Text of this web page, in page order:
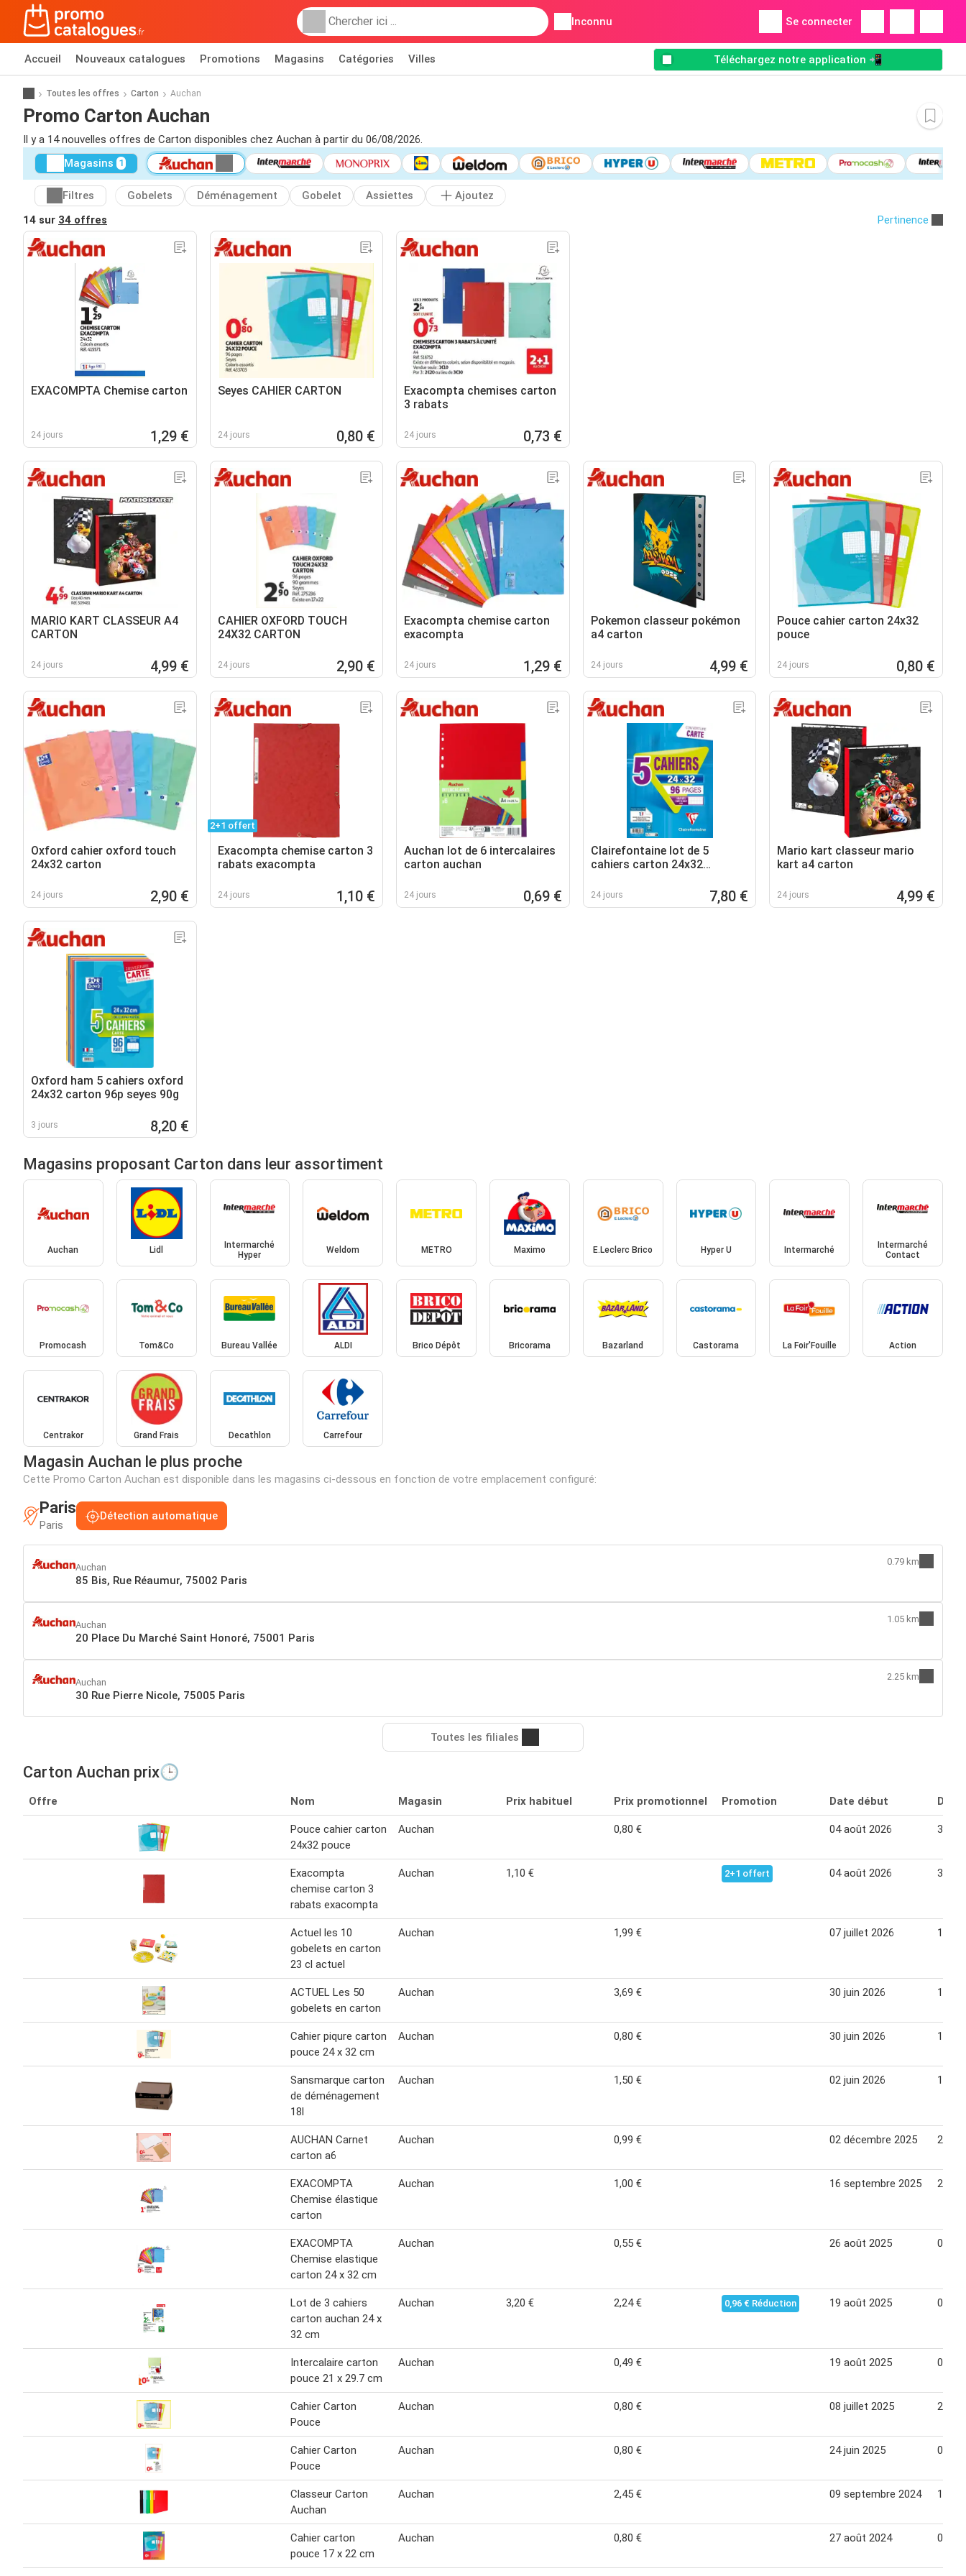
Inconnu Se connecter
Accueil Nouveaux catalogues Promotions Magasins Catégories Villes Téléchargez notre application 📲
Toutes les offres Carton Auchan
Promo Carton Auchan
Il y a 14 nouvelles offres de Carton disponibles chez Auchan à partir du 06/08/2026.
Magasins 1
Filtres Gobelets Déménagement Gobelet Assiettes
Ajoutez
14 sur 34 offres Pertinence
EXACOMPTA Chemise carton
24 jours 1,29 €
Seyes CAHIER CARTON
24 jours 0,80 €
Exacompta chemises carton
3 rabats
24 jours 0,73 €
MARIO KART CLASSEUR A4
CARTON
24 jours 4,99 €
CAHIER OXFORD TOUCH
24X32 CARTON
24 jours 2,90 €
Exacompta chemise carton
exacompta
24 jours 1,29 €
Pokemon classeur pokémon
a4 carton
24 jours 4,99 €
Pouce cahier carton 24x32
pouce
24 jours 0,80 €
Oxford cahier oxford touch
24x32 carton
24 jours 2,90 €
2+1 offert
Exacompta chemise carton 3
rabats exacompta
24 jours 1,10 €
Auchan lot de 6 intercalaires
carton auchan
24 jours 0,69 €
Clairefontaine lot de 5
cahiers carton 24x32
24 jours 7,80 €
Mario kart classeur mario
kart a4 carton
24 jours 4,99 €
Oxford ham 5 cahiers oxford
24x32 carton 96p seyes 90g
3 jours 8,20 €
Magasins proposant Carton dans leur assortiment
Auchan Lidl
Intermarché
Hyper
Weldom METRO Maximo E.Leclerc Brico Hyper U Intermarché
Intermarché
Contact
Promocash Tom&Co Bureau Vallée ALDI Brico Dépôt Bricorama Bazarland Castorama La Foir'Fouille Action
Centrakor Grand Frais Decathlon Carrefour
Magasin Auchan le plus proche
Cette Promo Carton Auchan est disponible dans les magasins ci-dessous en fonction de votre emplacement configuré:
Paris
Paris
Détection automatique
Auchan
85 Bis, Rue Réaumur, 75002 Paris
0.79 km
Auchan
20 Place Du Marché Saint Honoré, 75001 Paris
1.05 km
Auchan
30 Rue Pierre Nicole, 75005 Paris
2.25 km
Toutes les filiales
Carton Auchan prix🕒
Offre Nom Magasin Prix habituel Prix promotionnel Promotion Date début Date
Pouce cahier carton
24x32 pouce
Auchan 0,80 € 04 août 2026 30
Exacompta
chemise carton 3
rabats exacompta
Auchan 1,10 € 2+1 offert 04 août 2026 30
Actuel les 10
gobelets en carton
23 cl actuel
Auchan 1,99 € 07 juillet 2026 19
ACTUEL Les 50
gobelets en carton
Auchan 3,69 € 30 juin 2026 12
Cahier piqure carton
pouce 24 x 32 cm
Auchan 0,80 € 30 juin 2026 12
Sansmarque carton
de déménagement
18l
Auchan 1,50 € 02 juin 2026 14
AUCHAN Carnet
carton a6
Auchan 0,99 € 02 décembre 2025 24
EXACOMPTA
Chemise élastique
carton
Auchan 1,00 € 16 septembre 2025 28
EXACOMPTA
Chemise elastique
carton 24 x 32 cm
Auchan 0,55 € 26 août 2025 07
Lot de 3 cahiers
carton auchan 24 x
32 cm
Auchan 3,20 € 2,24 € 0,96 € Réduction 19 août 2025 07
Intercalaire carton
pouce 21 x 29.7 cm
Auchan 0,49 € 19 août 2025 07
Cahier Carton
Pouce
Auchan 0,80 € 08 juillet 2025 20
Cahier Carton
Pouce
Auchan 0,80 € 24 juin 2025 06
Classeur Carton
Auchan
Auchan 2,45 € 09 septembre 2024 16
Cahier carton
pouce 17 x 22 cm
Auchan 0,80 € 27 août 2024 01